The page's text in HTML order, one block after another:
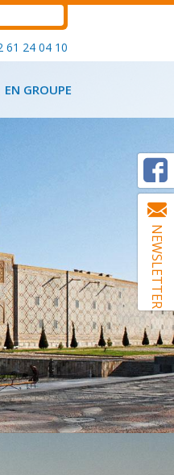
61 24 04 10
EN GROUPE
NEWSLETTER